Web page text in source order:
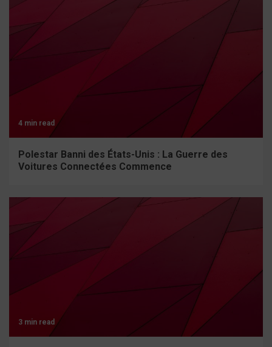
4 min read
Polestar Banni des États-Unis : La Guerre des
Voitures Connectées Commence
3 min read